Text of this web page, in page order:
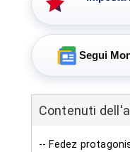
Segui
Contenuti
-- Fedez